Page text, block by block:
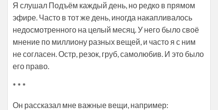
Я слушал Подъём каждый день, но редко в прямом
эфире. Часто в тот же день, иногда накапливалось
недосмотренного на целый месяц. У него было своё
мнение по миллиону разных вещей, и часто я с ним
не согласен. Остр, резок, груб, самолюбив. И это было
его право.
* * *
Он рассказал мне важные вещи, например: